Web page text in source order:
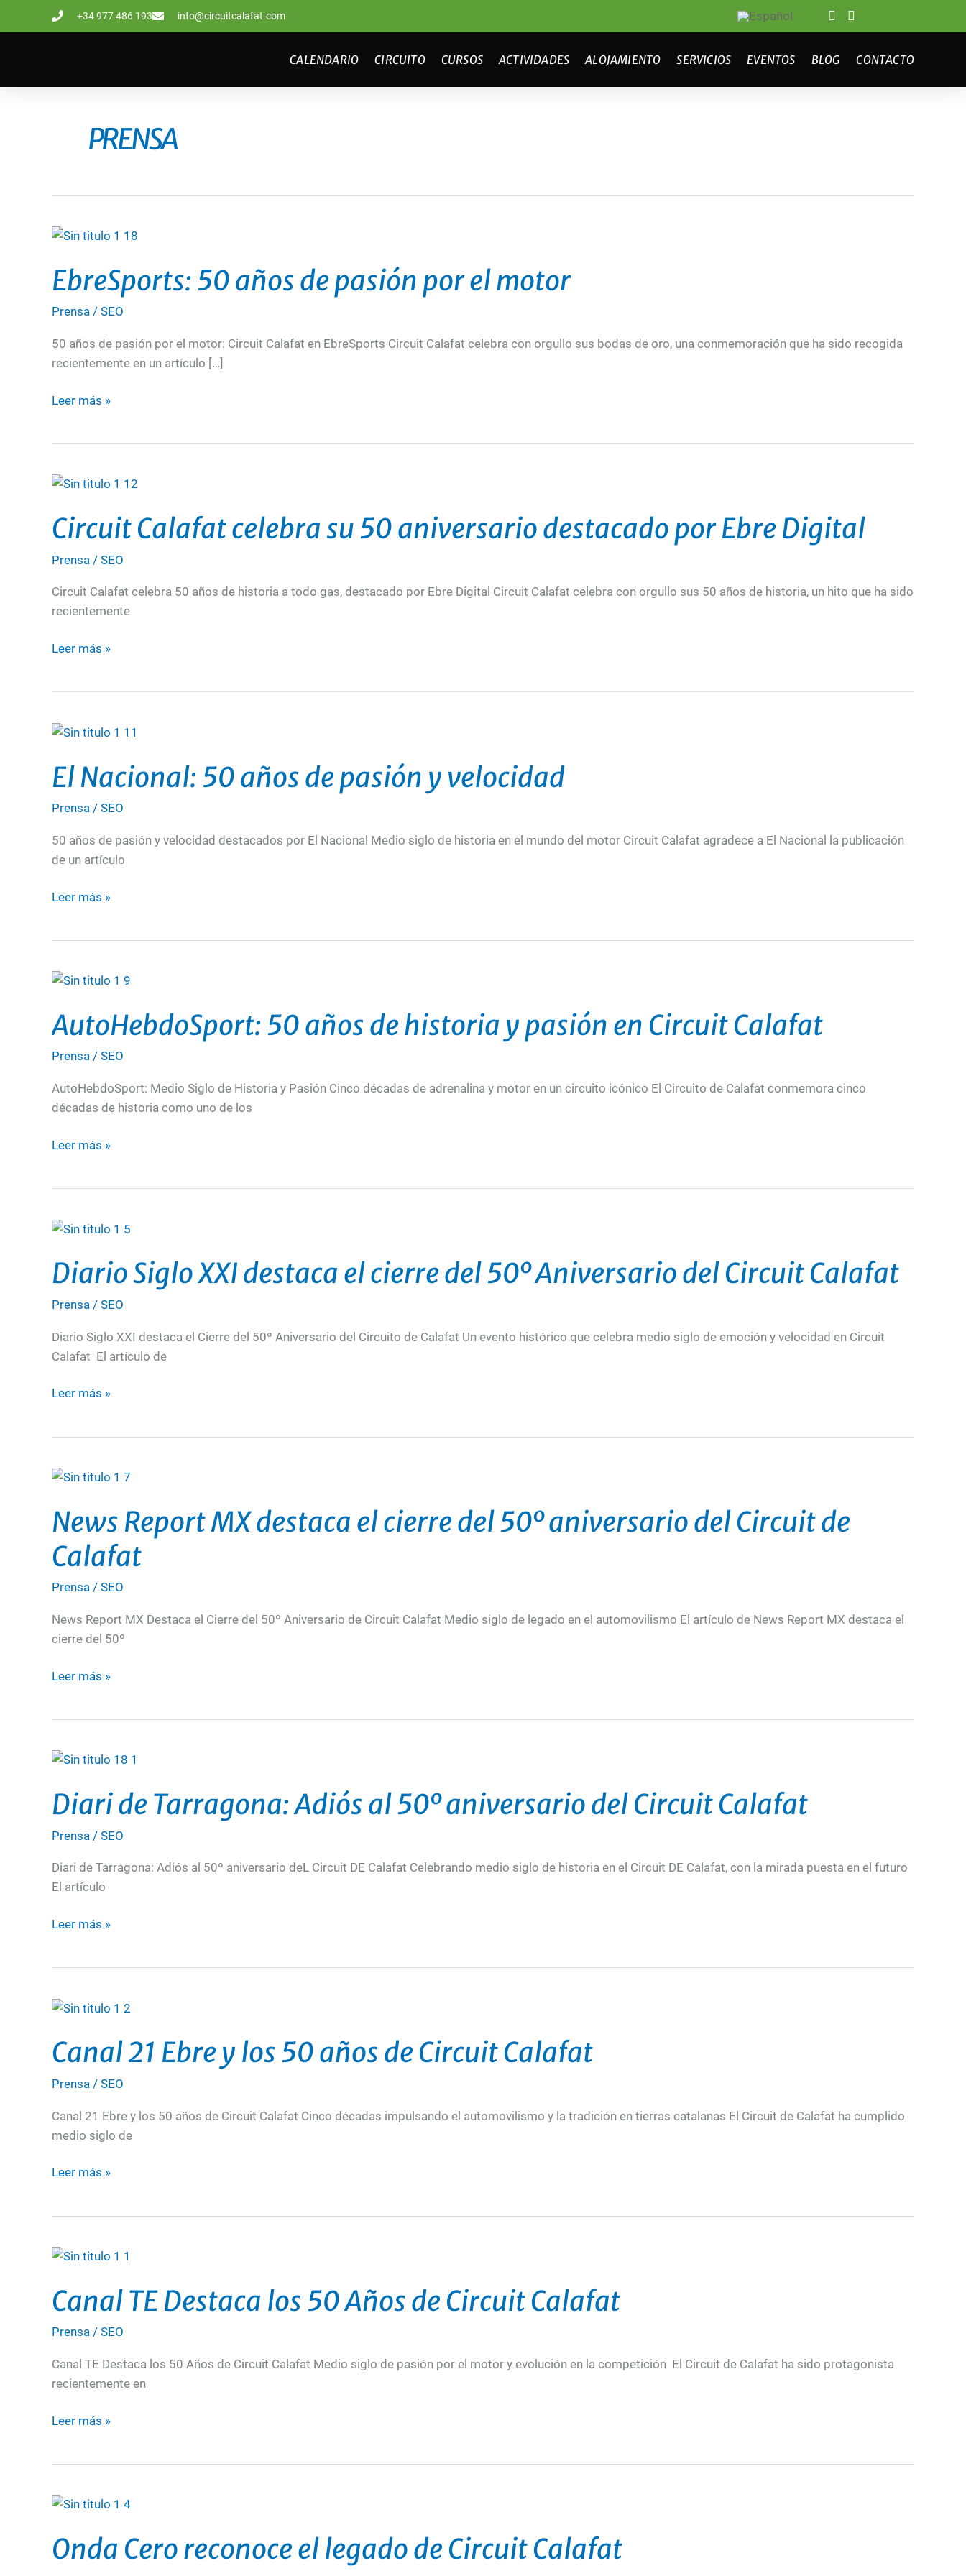
+34 977 486 193 info@circuitcalafat.com
CALENDARIO CIRCUITO CURSOS ACTIVIDADES ALOJAMIENTO SERVICIOS EVENTOS BLOG CONTACTO
PRENSA
EbreSports: 50 años de pasión por el motor
Prensa / SEO
50 años de pasión por el motor: Circuit Calafat en EbreSports Circuit Calafat celebra con orgullo sus bodas de oro, una conmemoración que ha sido recogida
recientemente en un artículo […]
EbreSports:
años
de
pasión
el
motor
Leer más »
Circuit Calafat celebra su 50 aniversario destacado por Ebre Digital
Prensa / SEO
Circuit Calafat celebra 50 años de historia a todo gas, destacado por Ebre Digital Circuit Calafat celebra con orgullo sus 50 años de historia, un hito que ha sido
recientemente
Circuit
celebra
su
50
destacado
por
Leer más »
El Nacional: 50 años de pasión y velocidad
Prensa / SEO
50 años de pasión y velocidad destacados por El Nacional Medio siglo de historia en el mundo del motor Circuit Calafat agradece a El Nacional la publicación
de un artículo
El
50
años
de
y
velocidad
Leer más »
AutoHebdoSport: 50 años de historia y pasión en Circuit Calafat
Prensa / SEO
AutoHebdoSport: Medio Siglo de Historia y Pasión Cinco décadas de adrenalina y motor en un circuito icónico El Circuito de Calafat conmemora cinco
décadas de historia como uno de los
AutoHebdoSport:
años
de
historia
pasión
en
Calafat
Leer más »
Diario Siglo XXI destaca el cierre del 50º Aniversario del Circuit Calafat
Prensa / SEO
Diario Siglo XXI destaca el Cierre del 50º Aniversario del Circuito de Calafat Un evento histórico que celebra medio siglo de emoción y velocidad en Circuit
Calafat El artículo de
Diario
XXI
destaca
el
del
50º
Calafat
Leer más »
News Report MX destaca el cierre del 50º aniversario del Circuit de
Calafat
Prensa / SEO
News Report MX Destaca el Cierre del 50º Aniversario de Circuit Calafat Medio siglo de legado en el automovilismo El artículo de News Report MX destaca el
cierre del 50º
News
MX
destaca
el
del
aniversario
Circuit
Leer más »
Diari de Tarragona: Adiós al 50º aniversario del Circuit Calafat
Prensa / SEO
Diari de Tarragona: Adiós al 50º aniversario deL Circuit DE Calafat Celebrando medio siglo de historia en el Circuit DE Calafat, con la mirada puesta en el futuro
El artículo
Diari
Tarragona:
Adiós
al
aniversario
del
Calafat
Leer más »
Canal 21 Ebre y los 50 años de Circuit Calafat
Prensa / SEO
Canal 21 Ebre y los 50 años de Circuit Calafat Cinco décadas impulsando el automovilismo y la tradición en tierras catalanas El Circuit de Calafat ha cumplido
medio siglo de
Canal
Ebre
y
los
años
de
Leer más »
Canal TE Destaca los 50 Años de Circuit Calafat
Prensa / SEO
Canal TE Destaca los 50 Años de Circuit Calafat Medio siglo de pasión por el motor y evolución en la competición El Circuit de Calafat ha sido protagonista
recientemente en
Canal
Destaca
los
50
de
Circuit
Leer más »
Onda Cero reconoce el legado de Circuit Calafat
Onda
reconoce
el